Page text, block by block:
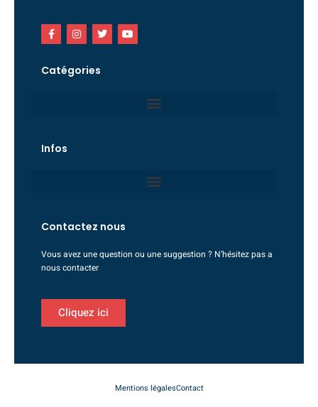
Catégories
Infos
Contactez nous
Vous avez une question ou une suggestion ? N’hésitez pas a
nous contacter
Cliquez ici
Mentions légalesContact